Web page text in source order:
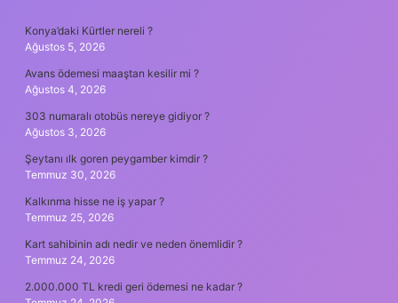
Konya’daki Kürtler nereli ?
Ağustos 5, 2026
Avans ödemesi maaştan kesilir mi ?
Ağustos 4, 2026
303 numaralı otobüs nereye gidiyor ?
Ağustos 3, 2026
Şeytanı ılk goren peygamber kimdir ?
Temmuz 30, 2026
Kalkınma hisse ne iş yapar ?
Temmuz 25, 2026
Kart sahibinin adı nedir ve neden önemlidir ?
Temmuz 24, 2026
2.000.000 TL kredi geri ödemesi ne kadar ?